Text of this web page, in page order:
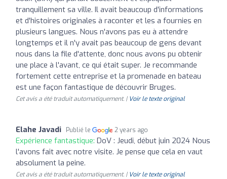
tranquillement sa ville. Il avait beaucoup d'informations
et d'histoires originales à raconter et les a fournies en
plusieurs langues. Nous n'avons pas eu à attendre
longtemps et il n'y avait pas beaucoup de gens devant
nous dans la file d'attente, donc nous avons pu obtenir
une place à l'avant, ce qui était super. Je recommande
fortement cette entreprise et la promenade en bateau
est une façon fantastique de découvrir Bruges.
Cet avis a été traduit automatiquement. | Voir le texte original
Elahe Javadi Publié le 2 years ago
Expérience fantastique: DoV : Jeudi, début juin 2024 Nous
l'avons fait avec notre visite. Je pense que cela en vaut
absolument la peine.
Cet avis a été traduit automatiquement. | Voir le texte original